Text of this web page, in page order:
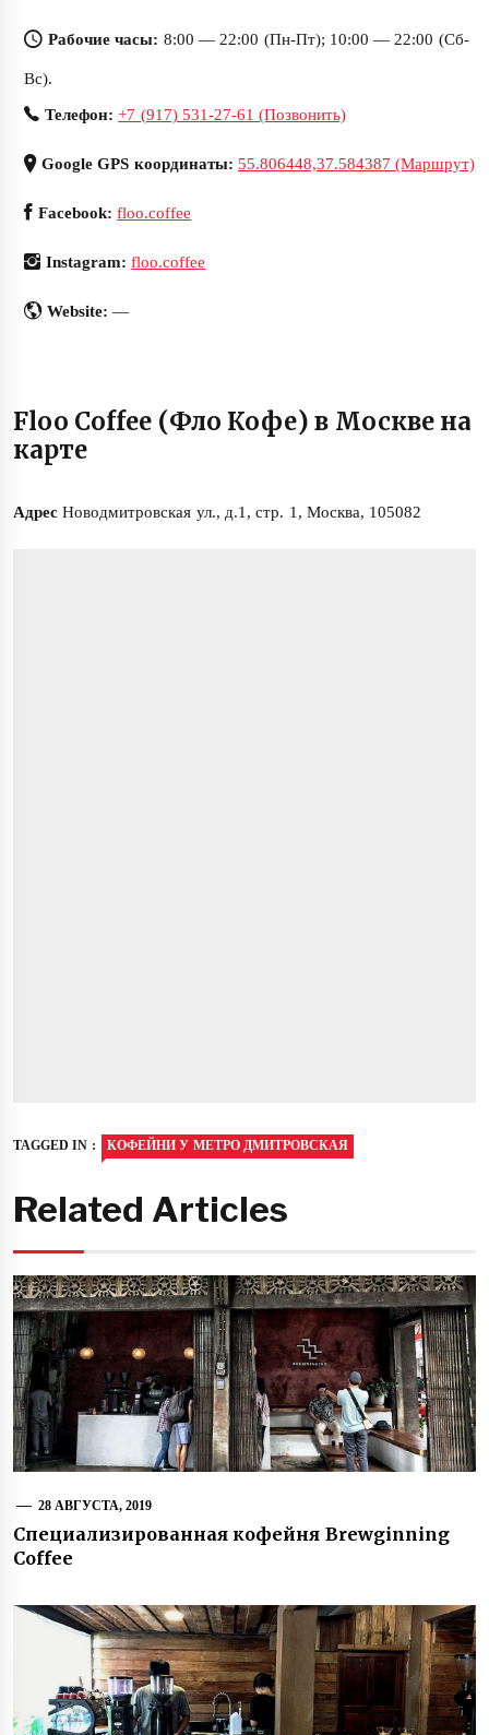
Рабочие часы: 8:00 — 22:00 (Пн-Пт); 10:00 — 22:00 (Сб-
Вс).
Телефон: +7 (917) 531-27-61 (Позвонить)
Google GPS координаты: 55.806448,37.584387 (Маршрут)
Facebook: floo.coffee
Instagram: floo.coffee
Website: —
Floo Coffee (Фло Кофе) в Москве на
карте
Адрес Новодмитровская ул., д.1, стр. 1, Москва, 105082
TAGGED IN : КОФЕЙНИ У МЕТРО ДМИТРОВСКАЯ
Related Articles
28 АВГУСТА, 2019
Специализированная кофейня Brewginning
Coffee